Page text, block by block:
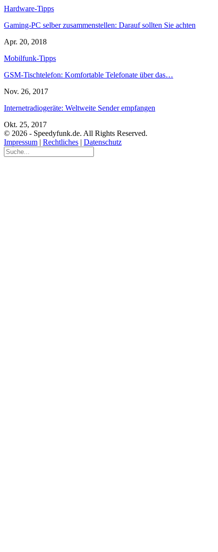
Hardware-Tipps
Gaming-PC selber zusammenstellen: Darauf sollten Sie achten
Apr. 20, 2018
Mobilfunk-Tipps
GSM-Tischtelefon: Komfortable Telefonate über das…
Nov. 26, 2017
Internetradiogeräte: Weltweite Sender empfangen
Okt. 25, 2017
© 2026 - Speedyfunk.de. All Rights Reserved.
Impressum | Rechtliches | Datenschutz